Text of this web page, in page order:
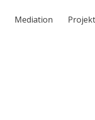
Mediation